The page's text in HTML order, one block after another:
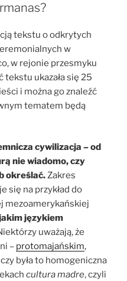
tekstu o odkrytych
w
w rejonie przesmyku
ukazała się 25
i można go znaleźć
tematem będą
cywilizacja – od
nie wiadomo, czy
określać.Zakres
się na przykład do
mezoamerykańskiej
językiem
uważają, że
– protomajańskim,
była to homogeniczna
cultura madre, czyli